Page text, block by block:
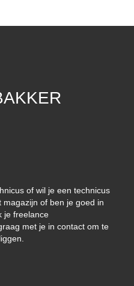
of wil je een technicus
of ben je goed in
je freelance
met je in contact om te